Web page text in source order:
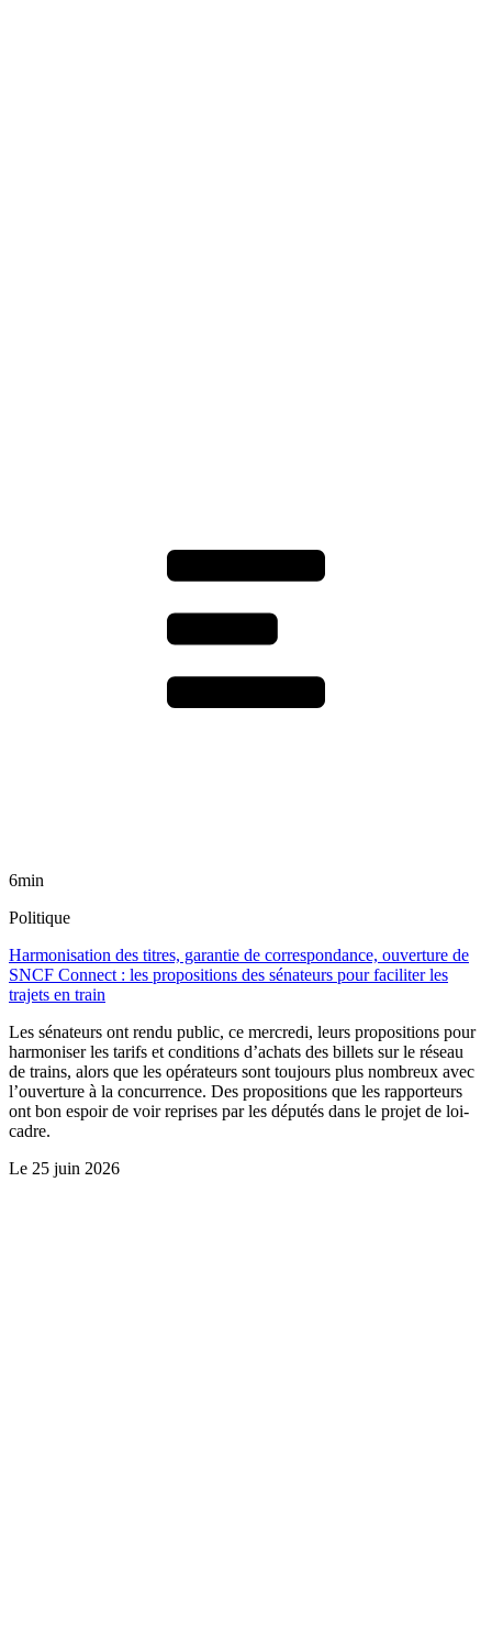
6min
Politique
Harmonisation des titres, garantie de correspondance, ouverture de
SNCF Connect : les propositions des sénateurs pour faciliter les
trajets en train
Les sénateurs ont rendu public, ce mercredi, leurs propositions pour
harmoniser les tarifs et conditions d’achats des billets sur le réseau
de trains, alors que les opérateurs sont toujours plus nombreux avec
l’ouverture à la concurrence. Des propositions que les rapporteurs
ont bon espoir de voir reprises par les députés dans le projet de loi-
cadre.
Le 25 juin 2026